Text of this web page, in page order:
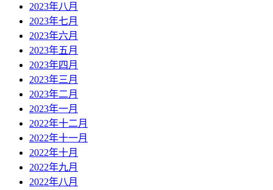
2023年八月
2023年七月
2023年六月
2023年五月
2023年四月
2023年三月
2023年二月
2023年一月
2022年十二月
2022年十一月
2022年十月
2022年九月
2022年八月